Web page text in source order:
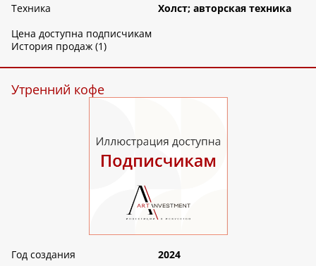
Техника
Холст; авторская техника
Цена доступна подписчикам
История продаж (1)
Утренний кофе
Год создания
2024